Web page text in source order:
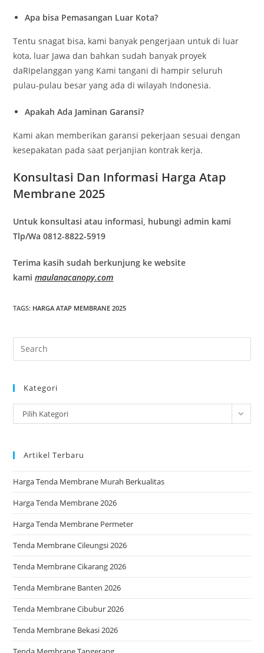
Apa bisa Pemasangan Luar Kota?
Tentu snagat bisa, kami banyak pengerjaan untuk di luar
kota, luar Jawa dan bahkan sudah banyak proyek
daRIpelanggan yang Kami tangani di hampir seluruh
pulau-pulau besar yang ada di wilayah Indonesia.
Apakah Ada Jaminan Garansi?
Kami akan memberikan garansi pekerjaan sesuai dengan
kesepakatan pada saat perjanjian kontrak kerja.
Konsultasi Dan Informasi Harga Atap
Membrane 2025
Untuk konsultasi atau informasi, hubungi admin kami
Tlp/Wa 0812-8822-5919
Terima kasih sudah berkunjung ke website
kamimaulanacanopy.com
TAGS: HARGA ATAP MEMBRANE 2025
the
Kategori
Kategori
Pilih Kategori
Artikel Terbaru
Harga Tenda Membrane Murah Berkualitas
Harga Tenda Membrane 2026
Harga Tenda Membrane Permeter
Tenda Membrane Cileungsi 2026
Tenda Membrane Cikarang 2026
Tenda Membrane Banten 2026
Tenda Membrane Cibubur 2026
Tenda Membrane Bekasi 2026